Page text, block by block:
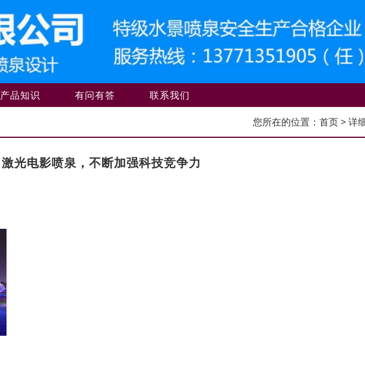
产品知识 有问有答 联系我们
您所在的位置： 首页> 详
激光电影喷泉，不断加强科技竞争力